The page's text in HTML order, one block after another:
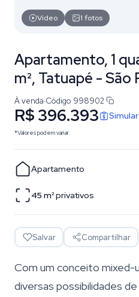
Vídeo 1 fotos
Apartamento, 1
m², Tatuapé - São
À venda·Código 998902
R$ 396.393
*Valores podem variar.
Apartamento
45 m²privativos
Salvar Compartilhar
Com um conceito
diversas possibilidades